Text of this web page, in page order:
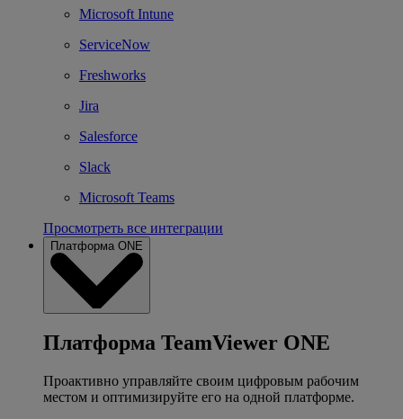
Microsoft Intune
ServiceNow
Freshworks
Jira
Salesforce
Slack
Microsoft Teams
Просмотреть все интеграции
Платформа ONE
Платформа TeamViewer ONE
Проактивно управляйте своим цифровым рабочим
местом и оптимизируйте его на одной платформе.